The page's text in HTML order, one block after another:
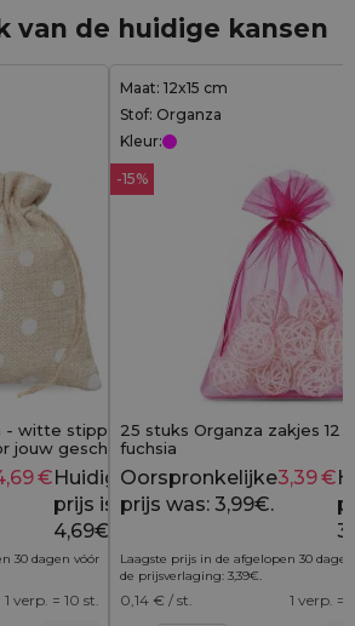
van de huidige kansen
- witte stippen &
jouw geschenken
6,19 €
€Huidige
prijs is:
4,69€.
30 dagen vóór
1 verp. = 10 st.
Maat: 12x15 cm
Stof: Organza
Kleur:
-15%
25 stuks Organza zakjes 12
fuchsia
Oorspronkelijke
prijs was: 3,99€.
3,39€
Laagste prijs in de afgelopen 30
de prijsverlaging: 3,39€.
0,14 € / st. 1 verp. =